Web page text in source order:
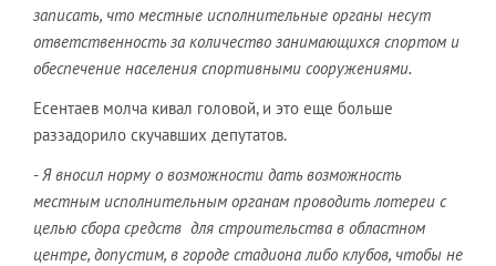
записать, что местные исполнительные органы несут
ответственность за количество занимающихся спортом и
обеспечение населения спортивными сооружениями.
Есентаев молча кивал головой, и это еще больше
раззадорило скучавших депутатов.
-Я вносил норму о возможности дать возможность
местным исполнительным органам проводить лотереи с
целью сбора средств для строительства в областном
центре, допустим, в городе стадиона либо клубов, чтобы не